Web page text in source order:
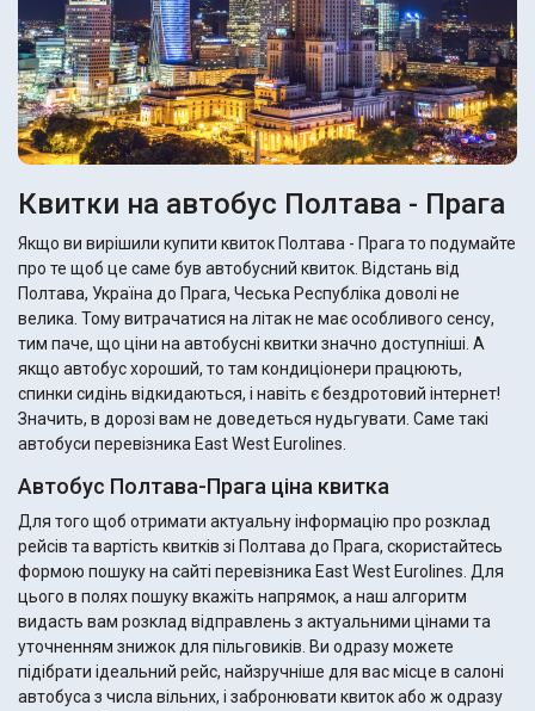
Квитки на автобус Полтава - Прага
Якщо ви вирішили купити квиток Полтава - Прага то подумайте
про те щоб це саме був автобусний квиток. Відстань від
Полтава, Україна до Прага, Чеська Республіка доволі не
велика. Тому витрачатися на літак не має особливого сенсу,
тим паче, що ціни на автобусні квитки значно доступніші. А
якщо автобус хороший, то там кондиціонери працюють,
спинки сидінь відкидаються, і навіть є бездротовий інтернет!
Значить, в дорозі вам не доведеться нудьгувати. Саме такі
автобуси перевізника East West Eurolines.
Автобус Полтава-Прага ціна квитка
Для того щоб отримати актуальну інформацію про розклад
рейсів та вартість квитків зі Полтава до Прага, скористайтесь
формою пошуку на сайті перевізника East West Eurolines. Для
цього в полях пошуку вкажіть напрямок, а наш алгоритм
видасть вам розклад відправлень з актуальними цінами та
уточненням знижок для пільговиків. Ви одразу можете
підібрати ідеальний рейс, найзручніше для вас місце в салоні
автобуса з числа вільних, і забронювати квиток або ж одразу